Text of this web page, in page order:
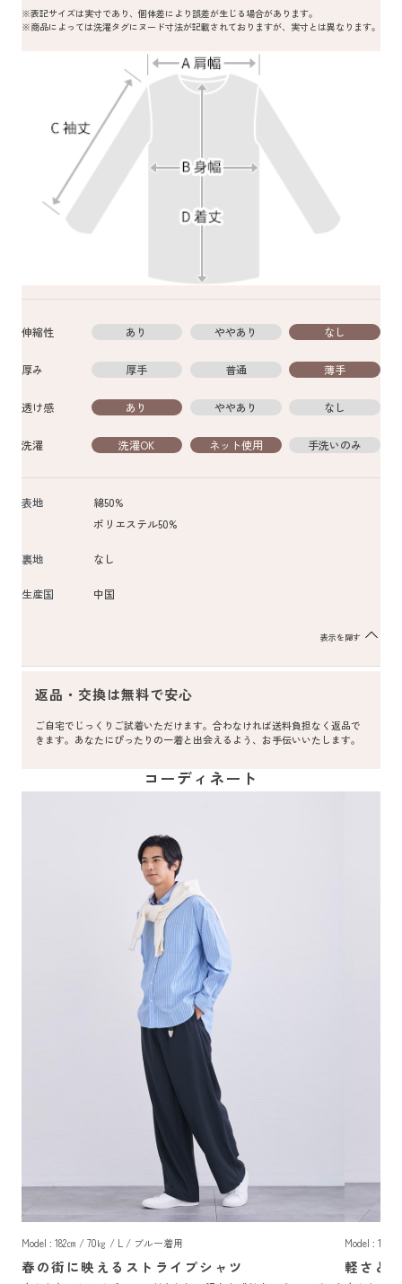
※表記サイズは実寸であり、個体差により誤差が生じる場合があります。
※商品によっては洗濯タグにヌード寸法が記載されておりますが、実寸とは異なります。
伸縮性 あり ややあり なし
厚み 厚手 普通 薄手
透け感 あり ややあり なし
洗濯 洗濯OK ネット使用 手洗いのみ
表地
綿50%
ポリエステル50%
裏地 なし
生産国 中国
表示を隠す
返品・交換は無料で安心
ご自宅でじっくりご試着いただけます。合わなければ送料負担なく返品で
きます。あなたにぴったりの一着と出会えるよう、お手伝いいたします。
コーディネート
Model : 182㎝ / 70㎏ / L / ブルー着用
春の街に映えるストライプシャツ
Model : 183
軽さと